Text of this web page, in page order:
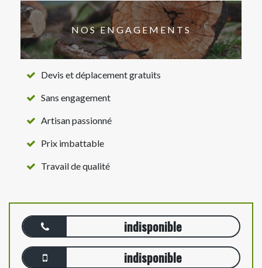
NOS ENGAGEMENTS
Devis et déplacement gratuits
Sans engagement
Artisan passionné
Prix imbattable
Travail de qualité
indisponible
indisponible